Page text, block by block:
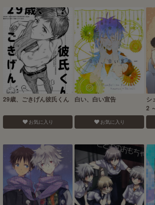
29歳、ごきげん彼氏くん
お気に入り
白い、白い宣告
お気に入り
シ
2